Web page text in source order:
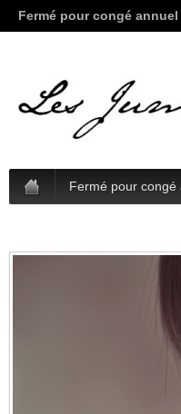
Fermé pour congé
Fermé pour